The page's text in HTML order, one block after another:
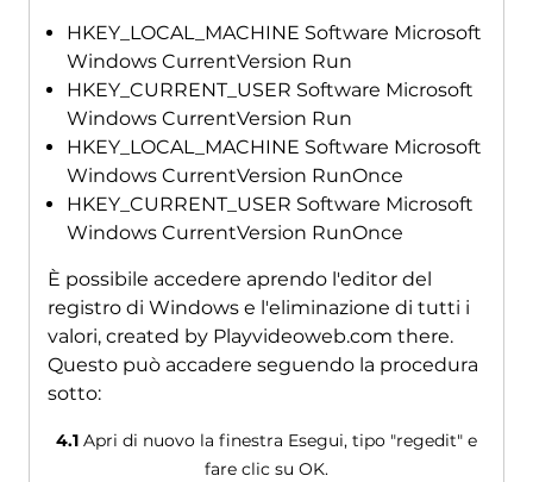
HKEY_LOCAL_MACHINE Software Microsoft
Windows CurrentVersion Run
HKEY_CURRENT_USER Software Microsoft
Windows CurrentVersion Run
HKEY_LOCAL_MACHINE Software Microsoft
Windows CurrentVersion RunOnce
HKEY_CURRENT_USER Software Microsoft
Windows CurrentVersion RunOnce
È possibile accedere aprendo l'editor del
registro di Windows e l'eliminazione di tutti i
valori, created by Playvideoweb.com there.
Questo può accadere seguendo la procedura
sotto:
4.1Apri di nuovo la finestra Esegui, tipo "regedit" e
fare clic su OK.